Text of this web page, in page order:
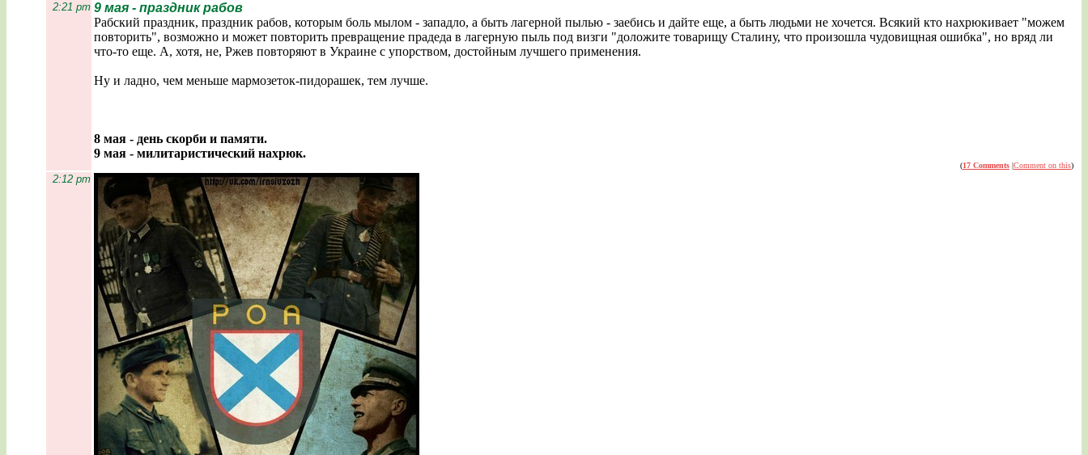
2:21 pm 9 мая - праздник рабов
Рабский праздник, праздник рабов, которым боль мылом - западло, а быть лагерной пылью - заебись и дайте еще, а быть людьми не хочется. Всякий кто нахрюкивает "можем
повторить", возможно и может повторить превращение прадеда в лагерную пыль под визги "доложите товарищу Сталину, что произошла чудовищная ошибка", но вряд ли
что-то еще. А, хотя, не, Ржев повторяют в Украине с упорством, достойным лучшего применения.
Ну и ладно, чем меньше мармозеток-пидорашек, тем лучше.
8 мая - день скорби и памяти.
9 мая - милитаристический нахрюк.
(17 Comments |Comment on this)
2:12 pm